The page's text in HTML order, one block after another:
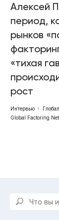
Алексей
период,
рынков
«тихая
рост
Интервью
Global Factoring